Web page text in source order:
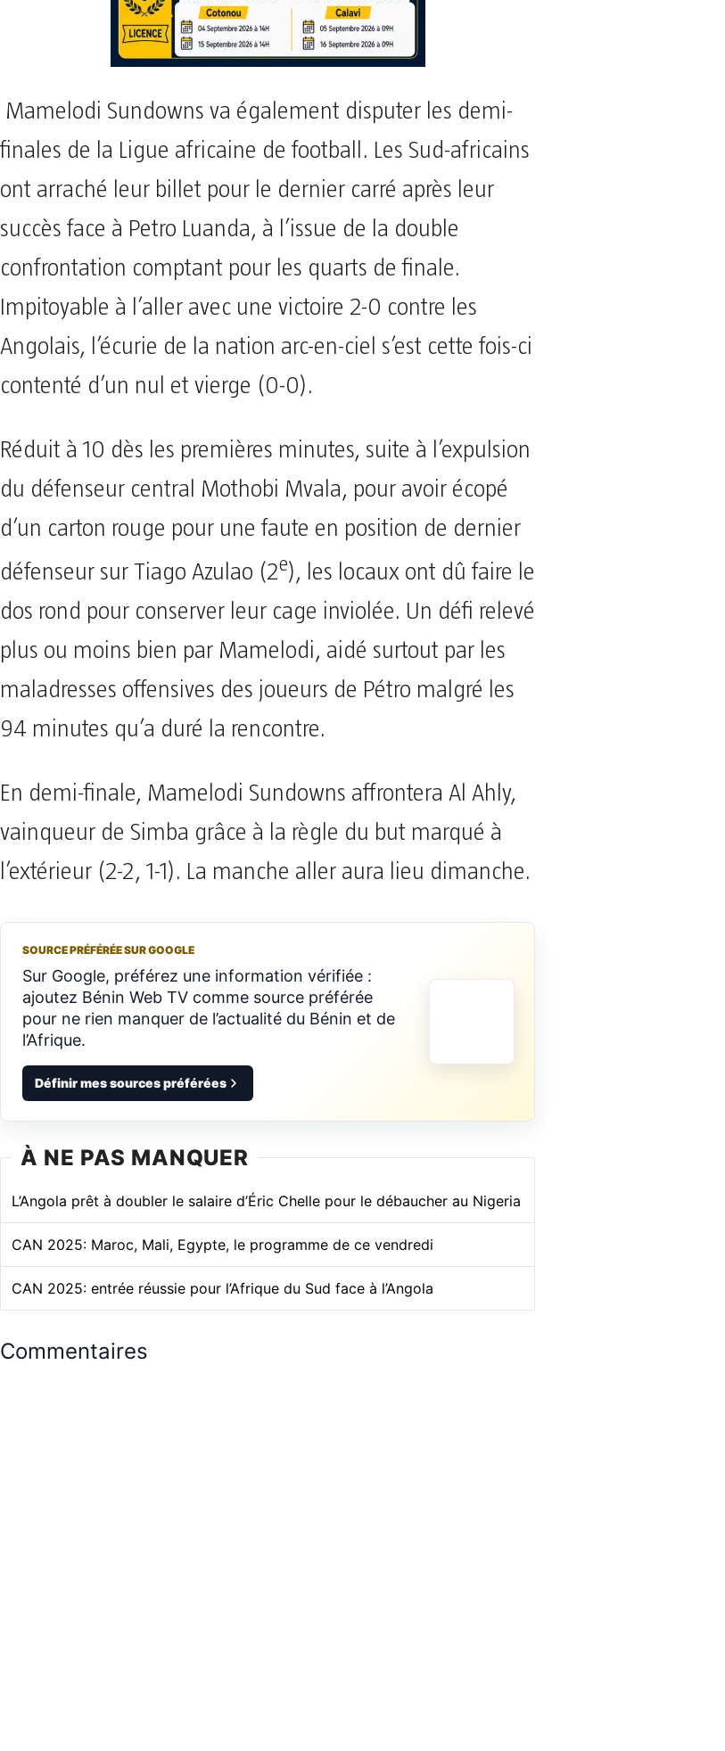
Mamelodi Sundowns va également disputer les demi-
finales de la Ligue africaine de football. Les Sud-africains
ont arraché leur billet pour le dernier carré après leur
succès face à Petro Luanda, à l’issue de la double
confrontation comptant pour les quarts de finale.
Impitoyable à l’aller avec une victoire 2-0 contre les
Angolais, l’écurie de la nation arc-en-ciel s’est cette fois-ci
contenté d’un nul et vierge (0-0).
Réduit à 10 dès les premières minutes, suite à l’expulsion
du défenseur central Mothobi Mvala, pour avoir écopé
d’un carton rouge pour une faute en position de dernier
défenseur sur Tiago Azulao (2e), les locaux ont dû faire le
dos rond pour conserver leur cage inviolée. Un défi relevé
plus ou moins bien par Mamelodi, aidé surtout par les
maladresses offensives des joueurs de Pétro malgré les
94 minutes qu’a duré la rencontre.
En demi-finale, Mamelodi Sundowns affrontera Al Ahly,
vainqueur de Simba grâce à la règle du but marqué à
l’extérieur (2-2, 1-1). La manche aller aura lieu dimanche.
SOURCE PRÉFÉRÉE SUR GOOGLE
Sur Google, préférez une information vérifiée :
ajoutez Bénin Web TV comme source préférée
pour ne rien manquer de l’actualité du Bénin et de
l’Afrique.
Définir mes sources préférées
À NE PAS MANQUER
L’Angola prêt à doubler le salaire d’Éric Chelle pour le débaucher au Nigeria
CAN 2025: Maroc, Mali, Egypte, le programme de ce vendredi
CAN 2025: entrée réussie pour l’Afrique du Sud face à l’Angola
Commentaires